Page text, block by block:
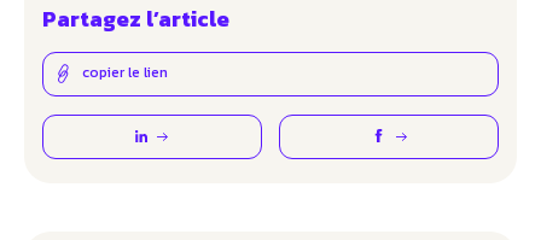
Partagez l’article
copier le lien